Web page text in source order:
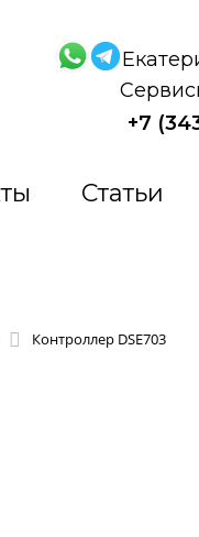
+7
Статьи
Контроллер DSE703